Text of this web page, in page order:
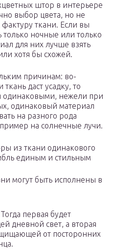
штор в интерьере
выбор цвета, но не
фактуру ткани. Если вы
ночные или только
для них лучше взять
хотя бы схожей.
причинам: во-
даст усадку, то
одинаковыми, нежели при
одинаковый материал
на разного рода
на солнечные лучи.
из ткани одинакового
единым и стильным
могут быть исполнены в
первая будет
дневной свет, а вторая
от посторонних